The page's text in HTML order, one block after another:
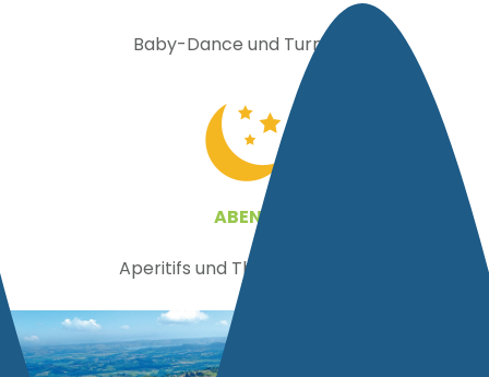
Baby-Dance und Turniere
ABEND
Aperitifs und Themenabende